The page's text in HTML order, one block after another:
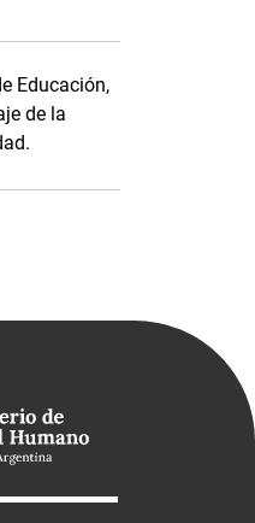
Educación,
de la